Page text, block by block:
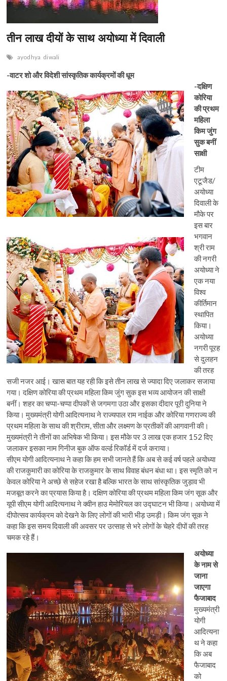
तीन लाख दीयों के साथ अयोध्या में दिवाली
ayodhya diwali
-वाटर शो और विदेशीसांस्कृतिक कार्यक्रमों की धूम
-दक्षिण
कोरिया
की प्रथम
महिला
किम जुंग
सुक बनीं
साक्षी
टीम
एटूजैड/
अयोध्या
दिवाली के
मौके पर
इस बार
भगवान
श्री राम
की नगरी
अयोध्या ने
एक नया
विश्व
कीर्तिमान
स्थापित
किया।
अयोध्या
नगरी पूरह
से दुलहन
की तरह
सजी नजर आई। खास बात यह रही कि इसे तीन लाख से ज्यादा दिए जलाकर सजाया
गया। दक्षिण कोरिया की प्रथम महिला किम जुंग सुक इस भव्य आयोजन की साक्षी
बनीं। शहर का चप्पा-चप्पा दीपकों से जगमगा उठा और इसका दीदार पूरी दुनिया ने
किया। मुख्यमंत्री योगी आदित्यनाथ ने राज्यपाल राम नाईक और कोरिया गणराज्य की
प्रथम महिला के साथ की श्रीराम, सीता और लक्ष्मण के प्रतीकों की आगवानी की।
मुख्यमंत्री ने तीनों का अभिषेक भी किया। इस मौके पर 3 लाख एक हजार 152 दिए
जलाकर इसका नाम गिनीज बुक ऑफ वर्ल्ड रिकॉर्ड में दर्ज कराया।
सीएम योगी आदित्यनाथ ने कहा कि हम सभी जानते हैं कि अब से कई वर्ष पहले अयोध्या
की राजकुमारी का कोरिया के राजकुमार के साथ विवाह बंधन बंधा था। इस स्मृति को न
केवल कोरिया ने अच्छे से सहेज रखा है बल्कि भारत के साथ सांस्कृतिक जुड़ाव भी
मजबूत करने का प्रयास किया है। दक्षिण कोरिया की प्रथम महिला किम जंग सूक और
यूपी सीएम योगी आदित्यनाथ ने क्वीन हाउ मेमोरियल का उद्घाटन भी किया। अयोध्या में
दीपोत्सव कार्यक्रम को देखने के लिए लोगों की भारी भीड़ उमड़ी। किम जंग सूक ने
कहा कि इस समय दिवाली की अवसर पर उत्साह से भरे लोगों के चेहरे दीपों की तरह
चमक रहे हैं।
अयोध्या
के नाम से
जाना
जाएगा
फैजाबाद
मुख्यमंत्री
योगी
आदित्यना
थ ने कहा
कि अब
फैजाबाद
को